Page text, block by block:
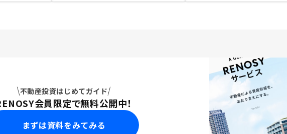
不動産投資はじめてガイド
会員限定で無料公開中！
まずは資料をみてみる